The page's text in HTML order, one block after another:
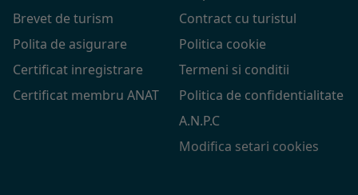
Brevet de turism
Polita de asigurare
Certificat inregistrare
Certificat membru ANAT
Contract cu turistul
Politica cookie
Termeni si conditii
Politica de confidentialitate
A.N.P.C
Modifica setari cookies